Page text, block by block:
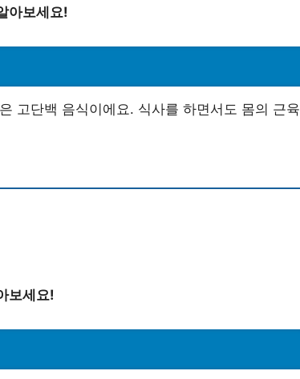
아보세요!
고단백 음식이에요. 식사를 하면서도 몸의 근육
보세요!